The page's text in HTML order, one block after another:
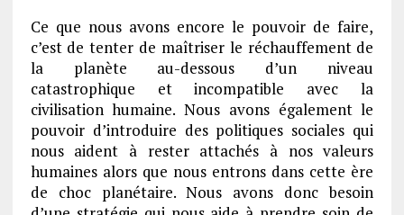
Ce que nous avons encore le pouvoir de faire,
c’est de tenter de maîtriser le réchauffement de
la planète au-dessous d’un niveau
catastrophique et incompatible avec la
civilisation humaine. Nous avons également le
pouvoir d’introduire des politiques sociales qui
nous aident à rester attachés à nos valeurs
humaines alors que nous entrons dans cette ère
de choc planétaire. Nous avons donc besoin